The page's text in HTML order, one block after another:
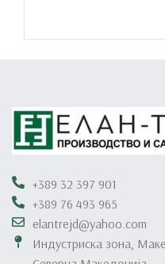
+389 32 397 901
+389 76 493 965
elantrejd@yahoo.com
Индустриска зона,